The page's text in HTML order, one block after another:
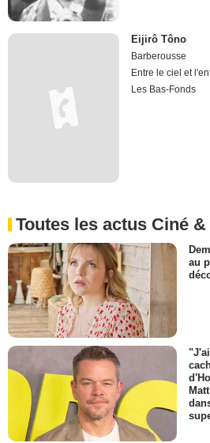
Eijirô Tôno
Barberousse
Entre le ciel et
Les Bas-Fonds
Toutes les actus Ciné
au